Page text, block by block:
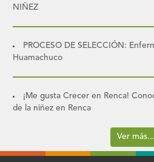
NIÑEZ
PROCESO DE SELECCIÓN:
Huamachuco
¡Me gusta Crecer en Renca!
de la niñez en Renca
Ver más...